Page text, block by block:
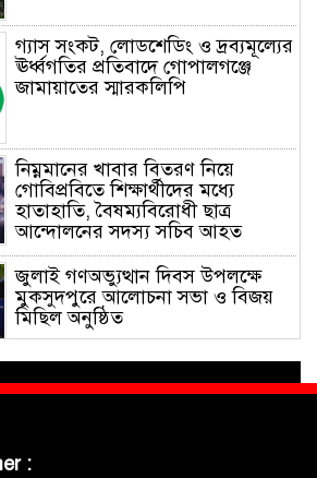
গ্যাস সংকট, লোডশেডিং ও দ্রব্যমূল্যের
ঊর্ধ্বগতির প্রতিবাদে গোপালগঞ্জে
জামায়াতের স্মারকলিপি
নিম্নমানের খাবার বিতরণ নিয়ে
গোবিপ্রবিতে শিক্ষার্থীদের মধ্যে
হাতাহাতি, বৈষম্যবিরোধী ছাত্র
আন্দোলনের সদস্য সচিব আহত
জুলাই গণঅভ্যুত্থান দিবস উপলক্ষে
মুকসুদপুরে আলোচনা সভা ও বিজয়
মিছিল অনুষ্ঠিত
গোবিপ্রবিতে জুলাই গণঅভ্যুত্থান দিবস
উদযাপন
: